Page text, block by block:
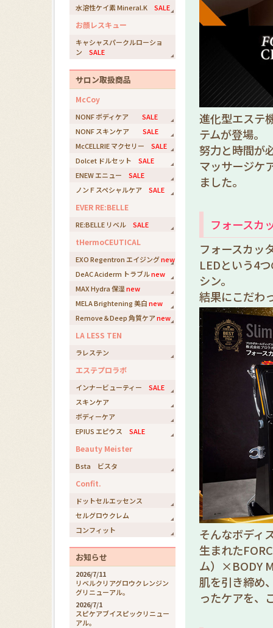
水溶性ケイ素 Mineral.K SALE
お顔レスキュー
キャシャスパークルローショ
ン SALE
サロン取扱商品
McCoy
NONF ボディケア SALE
NONF スキンケア SALE
McCELLRIE マクセリー SALE
Dolcet ドルセット SALE
ENEW エニュー SALE
ノンＦスペシャルケア SALE
EVER RE:BELLE
RE:BELLE リベル SALE
tHermoCEUTICAL
EXO Regentron エイジングnew
DeAC Aciderm トラブルnew
MAX Hydra 保湿new
MELA Brightening 美白new
Remove＆Deep 角質ケアnew
LA LESS TEN
ラレステン
エステプロラボ
インナービューティー SALE
スキンケア
ボディーケア
EPIUS エピウス SALE
Beauty Meister
Bsta ビスタ
Confit.
ドットセルエッセンス
セルグロウクレム
コンフィット
お知らせ
2026/7/11
リベルクリアグロウクレンジン
グリニューアル。
2026/7/1
スピケアブイスピックリニュー
アル。
進化型エステ
テムが登場。
努力と時間が
マッサージケ
ました。
フォースカ
フォースカッ
LEDという4
シン。
結果にこだわ
そんなボディ
生まれた
ム）×BODY
肌を引き締め
ったケアを、